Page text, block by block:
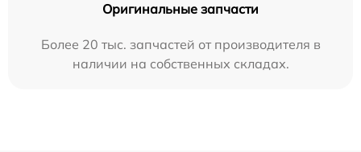
Оригинальные запчасти
Более 20 тыс. запчастей от производителя в
наличии на собственных складах.